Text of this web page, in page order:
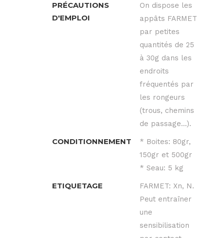
PRÉCAUTIONS
D'EMPLOI
On dispose les
appâts FARMET
par petites
quantités de 25
à 30g dans les
endroits
fréquentés par
les rongeurs
(trous, chemins
de passage…).
CONDITIONNEMENT
* Boites: 80gr,
150gr et 500gr
* Seau: 5 kg
ETIQUETAGE
FARMET: Xn, N.
Peut entraîner
une
sensibilisation